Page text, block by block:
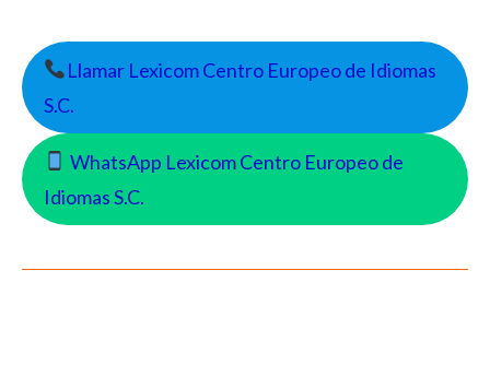
Llamar Lexicom Centro Europeo de Idiomas
S.C.
WhatsApp Lexicom Centro Europeo de
Idiomas S.C.